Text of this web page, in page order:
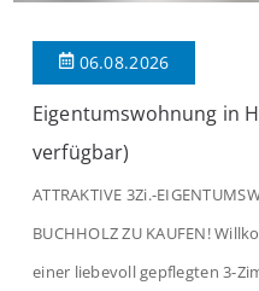
06.08.2026
Eigentumswohnung in
verfügbar)
ATTRAKTIVE 3Zi.-
BUCHHOLZ ZU KAUFEN!
einer liebevoll gepflegten 3-